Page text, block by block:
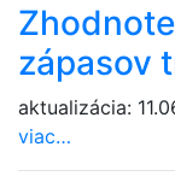
zápasov
aktualizácia:
viac…